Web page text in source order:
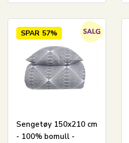
SPAR 57%
Sengetøy 150x210 cm
- 100% bomull -